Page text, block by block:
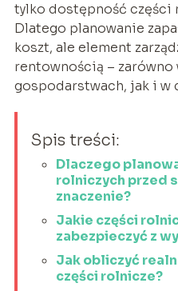
tylko dostępność części
Dlatego planowanie
koszt, ale element
rentownością – zarówno
gospodarstwach, jak i w
Spis treści:
Dlaczego
rolniczych przed
znaczenie?
Jakie części
zabezpieczyć z
Jak obliczyć
części rolnicze?